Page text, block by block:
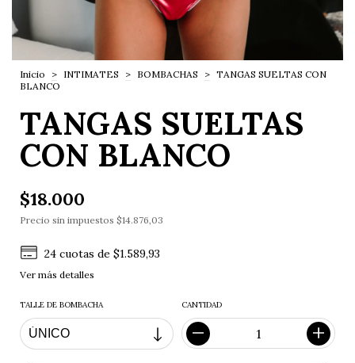
Inicio > INTIMATES > BOMBACHAS > TANGAS SUELTAS CON
BLANCO
TANGAS SUELTAS
CON BLANCO
$18.000
Precio sin impuestos $14.876,03
24 cuotas de$1.589,93
Ver más detalles
TALLE DE BOMBACHA CANTIDAD